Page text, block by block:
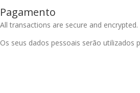
Pagamento
All transactions are secure and encrypted.
Os seus dados pessoais serão